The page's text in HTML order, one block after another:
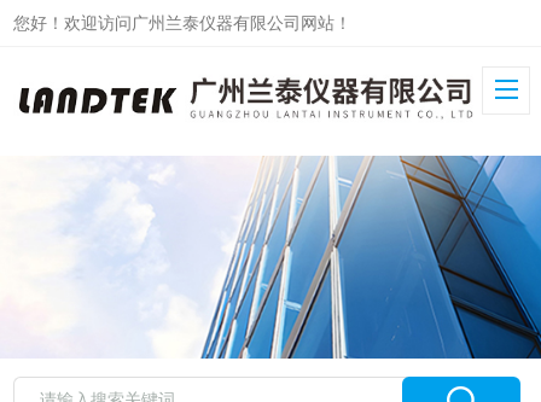
您好！欢迎访问广州兰泰仪器有限公司网站！